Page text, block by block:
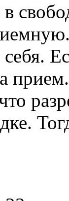
прием.